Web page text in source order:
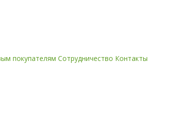
покупателям Сотрудничество Контакты